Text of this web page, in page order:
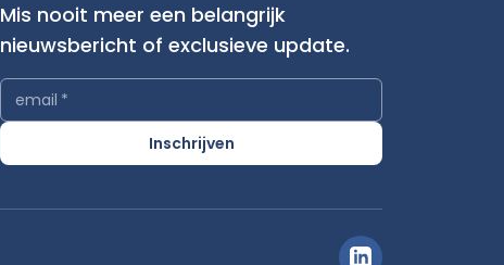
Mis nooit meer een belangrijk
nieuwsbericht of exclusieve update.
email *
Inschrijven